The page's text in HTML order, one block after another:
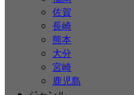
佐賀
長崎
熊本
大分
宮崎
鹿児島